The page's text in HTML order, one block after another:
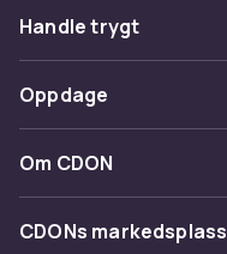
Vanlige spørsmål
Spor pakke
Angre & returner her
Kontakt oss
Handle trygt
Betaling
Levering
Tilbakekallinger
Oppdage
Kategorier
Varemerker
Om CDON
Om oss
CDONs markedsplass